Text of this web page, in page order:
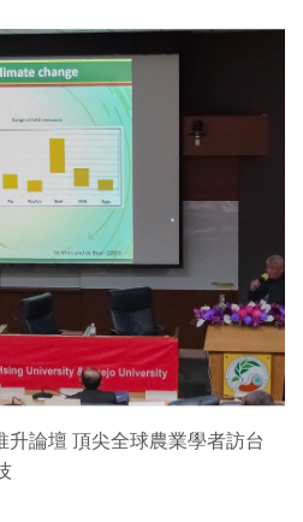
論壇 頂尖全球農業學者訪台